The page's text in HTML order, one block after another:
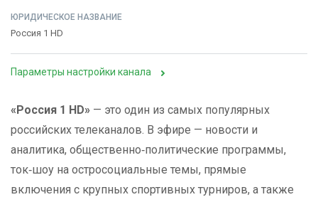
ЮРИДИЧЕСКОЕ НАЗВАНИЕ
Россия 1 HD
Параметры настройки канала
«Россия 1 HD» — это один из самых популярных
российских телеканалов. В эфире — новости и
аналитика, общественно‑политические программы,
ток‑шоу на остросоциальные темы, прямые
включения с крупных спортивных турниров, а также